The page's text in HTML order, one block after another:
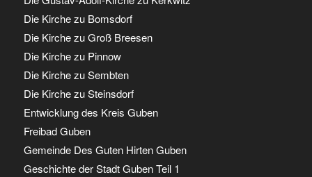
Die Kirche zu Bomsdorf
Die Kirche zu Groß Breesen
Die Kirche zu Pinnow
Die Kirche zu Sembten
Die Kirche zu Steinsdorf
Entwicklung des Kreis Guben
Freibad Guben
Gemeinde Des Guten Hirten Guben
Geschichte der Stadt Guben Teil 1